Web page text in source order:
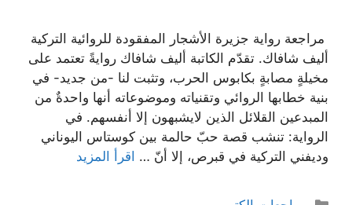
️ مراجعة رواية جزيرة الأشجار المفقودة للروائية التركية
أليف شافاك. تقدّم الكاتبة أليف شافاك روايةً تعتمد على
مخيلةٍ مصابةٍ بكابوس الحرب، وتثبت لنا -من جديد- في
بنية خطابها الروائي وتقنياته وموضوعاته أنها واحدةٌ من
المبدعين القلائل الذين لايشبهون إلا أنفسهم. في
الرواية: تنشب قصة حبّ حالمة بين كوستاس اليوناني
وديفني التركية في قبرص، إلا أنّ … اقرأ المزيد